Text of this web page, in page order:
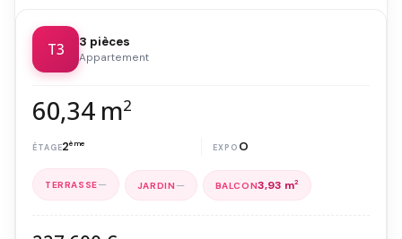
T3 3 pièces
Appartement
60,34 m2
2ème O
— — 3,93 m2